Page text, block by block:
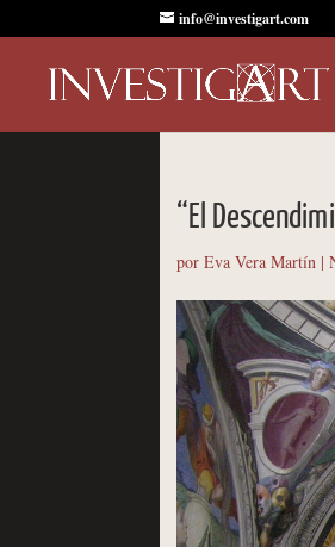
info@investigart.com
“El
porEva Vera Martín |